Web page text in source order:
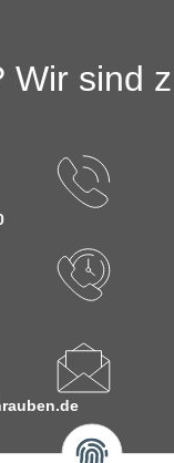
Wir sind